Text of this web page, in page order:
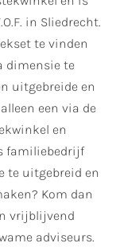
in Sliedrecht.
te vinden
dimensie te
uitgebreide en
een via de
en
familiebedrijf
te uitgebreid en
Kom dan
vrijblijvend
adviseurs.